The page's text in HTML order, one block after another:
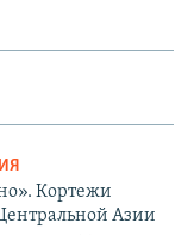
Кортежи
Азии